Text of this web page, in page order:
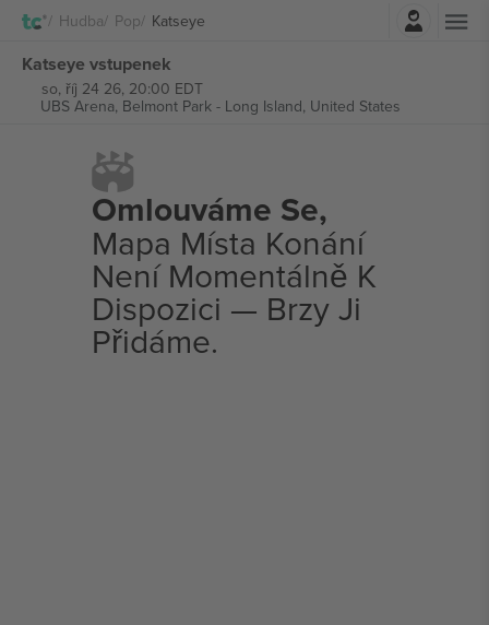
Hudba Pop Katseye
Katseye vstupenek
so, říj 24 26, 20:00 EDT
UBS Arena, Belmont Park - Long Island, United States
Omlouváme Se,
Mapa Místa Konání
Není Momentálně K
Dispozici — Brzy Ji
Přidáme.